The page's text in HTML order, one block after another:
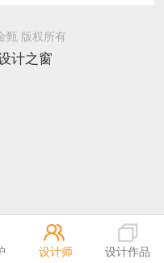
甄 版权所有
计之窗
设计师 设计作品